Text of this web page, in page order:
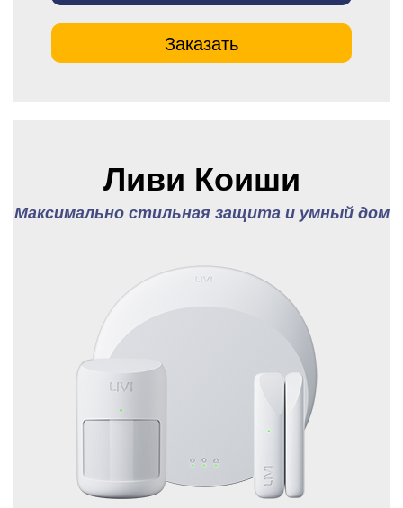
Заказать
Ливи Коиши
Максимально стильная защита и умный дом